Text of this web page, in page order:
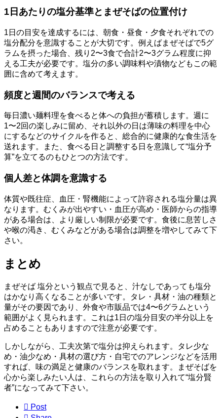
1日あたりの塩分基準とまぜそばの位置付け
1日の目安を達成するには、朝食・昼食・夕食それぞれでの
塩分配分を意識することが大切です。例えばまぜそばで5グ
ラムを摂った場合、残り2〜3食で合計2〜3グラム程度に抑
える工夫が必要です。塩分の多い調味料や漬物などもこの範
囲に含めて考えます。
頻度と週間のバランスで考える
毎日濃い麺料理を食べると体への負担が蓄積します。週に
1〜2回の楽しみに留め、それ以外の日は薄味の料理を中心
にするなどのサイクルを作ると、総合的に健康的な食生活を
送れます。また、食べる日と調整する日を意識して“塩分予
算”を立てるのもひとつの方法です。
個人差と体調を意識する
体質や既往症、血圧・腎機能によって許容される塩分量は異
なります。むくみが出やすい・血圧が高め・医師からの指導
がある場合は、より厳しい制限が必要です。食後に息苦しさ
や喉の渇き、むくみなどがある場合は調整を増やしてみて下
さい。
まとめ
まぜそば 塩分という観点で見ると、汁なしであっても塩分
はかなり高くなることが多いです。タレ・具材・油の種類と
量がその要因であり、外食や市販品では4〜6グラムという
範囲がよく見られます。これは1日の塩分目安の半分以上を
占めることもありますので注意が必要です。
しかしながら、工夫次第で塩分は抑えられます。タレ少な
め・油少なめ・具材の選び方・自宅でのアレンジなどを活用
すれば、味の満足と健康のバランスを取れます。まぜそばを
心から楽しみたい人は、これらの方法を取り入れて“塩分賢
者”になってみて下さい。
 Post